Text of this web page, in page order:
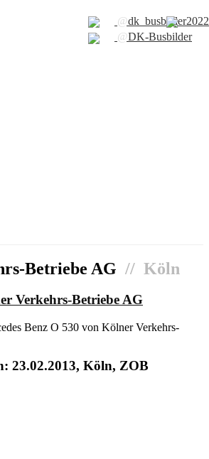
@dk_busbilder2022
@DK-Busbilder
Betriebe AG // Köln
Verkehrs-Betriebe AG
23.02.2013, Köln, ZOB